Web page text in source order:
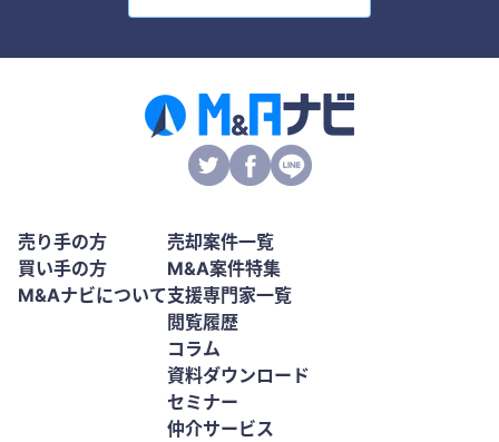
売り手の方
買い手の方
M&Aナビについて
売却案件一覧
M&A案件特集
支援専門家一覧
閲覧履歴
コラム
資料ダウンロード
セミナー
仲介サービス